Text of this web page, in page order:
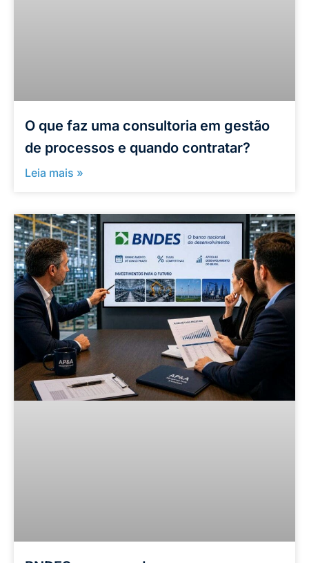
O que faz uma consultoria em gestão
de processos e quando contratar?
Leia mais »